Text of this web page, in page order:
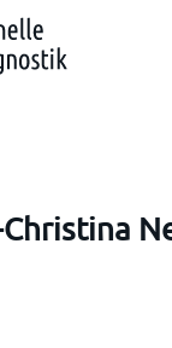
Christina